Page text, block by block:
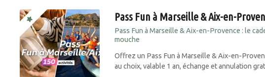
Pass Fun à Marseille & Aix-en-
Pass Fun à Marseille & Aix-en-Provence : le
mouche
Offrez un Pass Fun à Marseille & Aix-en-
au choix, valable 1 an, échange et annulation